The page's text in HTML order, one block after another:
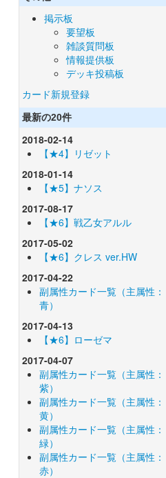
掲示板
要望板
雑談質問板
情報提供板
デッキ投稿板
カード新規登録
最新の20件
2018-02-14
【★4】リゼット
2018-01-14
【★5】ナソス
2017-08-17
【★6】戦乙女アルル
2017-05-02
【★6】クレス ver.HW
2017-04-22
副属性カード一覧（主属性：
青）
2017-04-13
【★6】ローゼマ
2017-04-07
副属性カード一覧（主属性：
紫）
副属性カード一覧（主属性：
黄）
副属性カード一覧（主属性：
緑）
副属性カード一覧（主属性：
赤）